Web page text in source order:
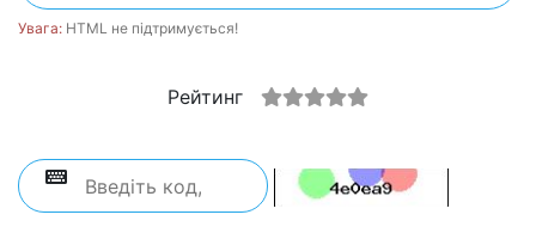
Увага: HTML не підтримується!
Рейтинг